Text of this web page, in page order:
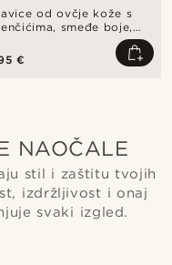
od ovčje kože s
smeđe boje,
sa zaslonom
na dodir
€
NAOČALE
stil i zaštitu tvojih
izdržljivost i onaj
svaki izgled.